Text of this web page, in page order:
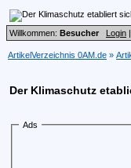
Willkommen: Besucher Login |
ArtikelVerzeichnis 0AM.de »
Der Klimaschutz
Ads